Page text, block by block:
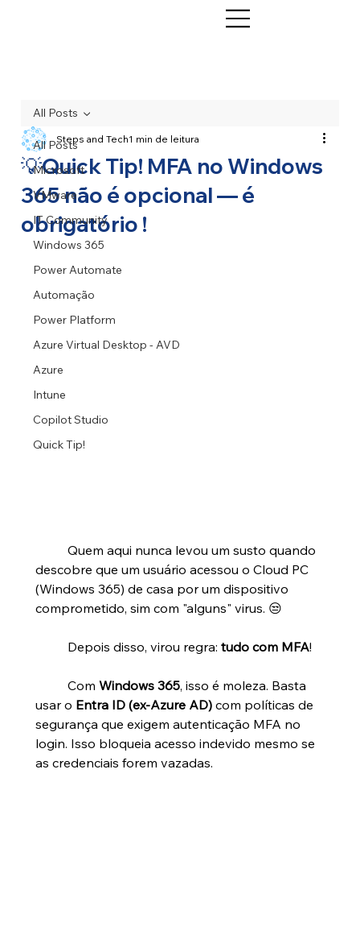
All Posts
Microsoft
VMware
IT Community
Windows 365
Power Automate
Automação
Power Platform
Azure Virtual Desktop - AVD
Azure
Intune
Copilot Studio
Quick Tip!
All Posts
💡Quick Tip! MFA no Windows
365 não é opcional — é
obrigatório !
Steps and Tech1 min de leitura
descobre que um usuário acessou o Cloud PC
(Windows 365) de casa por um dispositivo
comprometido, sim com "alguns" virus. 😒
	Depois disso, virou regra:
tudo com MFA!
	Com
Windows 365, isso é moleza. Basta
usar o Entra ID (ex-Azure AD) com políticas de
segurança que exigem autenticação MFA no
login. Isso bloqueia acesso indevido mesmo se
as credenciais forem vazadas.